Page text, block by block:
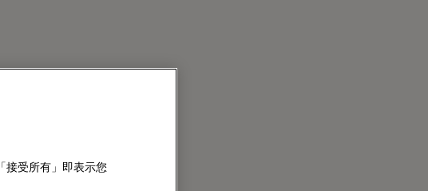
接受所有」即表示您